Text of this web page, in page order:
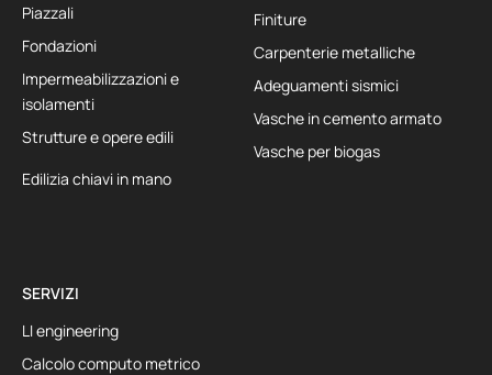
Piazzali
Fondazioni
Impermeabilizzazioni e
isolamenti
Strutture e opere edili
Finiture
Carpenterie metalliche
Adeguamenti sismici
Vasche in cemento armato
Vasche per biogas
Edilizia chiavi in mano
SERVIZI
LI engineering
Calcolo computo metrico